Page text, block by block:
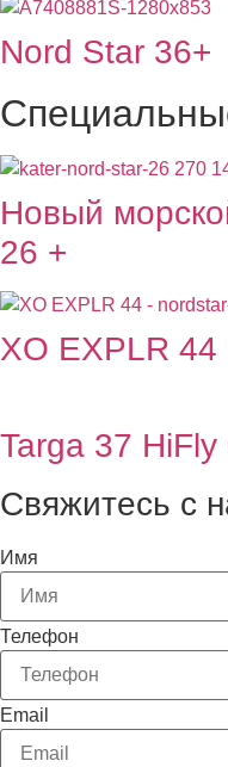
Nord Star 36+
Новый
26 +
XO EXPLR 44
Targa 37
Свяжитесь с
Имя
Телефон
Email